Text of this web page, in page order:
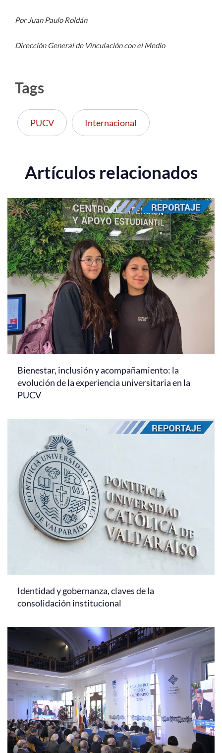
Por Juan Paulo Roldán
Dirección General de Vinculación con el Medio
Tags
PUCV Internacional
Artículos relacionados
Bienestar, inclusión y acompañamiento: la
evolución de la experiencia universitaria en la
PUCV
Identidad y gobernanza, claves de la
consolidación institucional